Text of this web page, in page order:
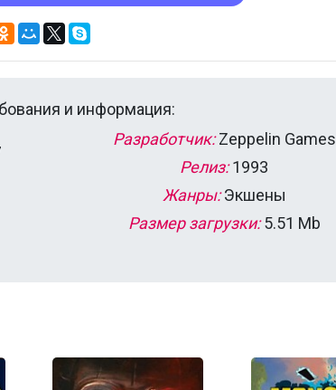
и информация:
Разработчик:Zeppelin Games
Релиз:1993
Жанры:Экшены
Размер загрузки:5.51 Mb